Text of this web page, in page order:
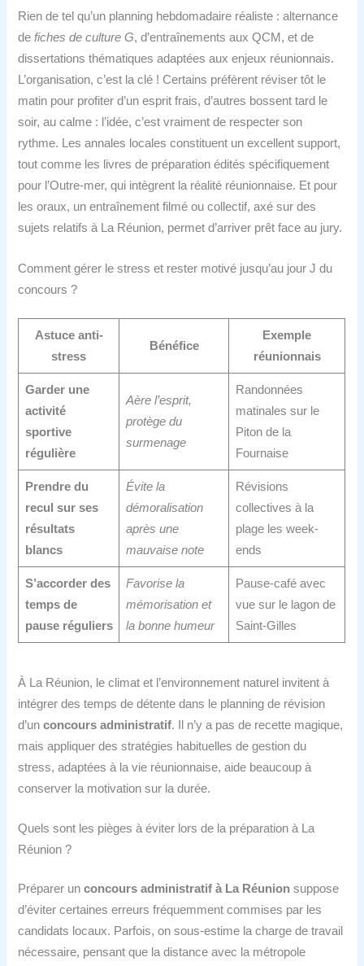
Rien de tel qu’un planning hebdomadaire réaliste : alternance
defiches de culture G, d’entraînements aux QCM, et de
dissertations thématiques adaptées aux enjeux réunionnais.
L’organisation, c’est la clé ! Certains préfèrent réviser tôt le
matin pour profiter d’un esprit frais, d’autres bossent tard le
soir, au calme : l’idée, c’est vraiment de respecter son
rythme. Les annales locales constituent un excellent support,
tout comme les livres de préparation édités spécifiquement
pour l’Outre-mer, qui intègrent la réalité réunionnaise. Et pour
les oraux, un entraînement filmé ou collectif, axé sur des
sujets relatifs à La Réunion, permet d’arriver prêt face au jury.
Comment gérer le stress et rester motivé jusqu’au jour J du
concours ?
Astuce anti-
stress
Bénéfice
Exemple
réunionnais
Garder une
activité
sportive
régulière
Aère l’esprit,
protège du
surmenage
Randonnées
matinales sur le
Piton de la
Fournaise
Prendre du
recul sur ses
résultats
blancs
Évite la
démoralisation
après une
mauvaise note
Révisions
collectives à la
plage les week-
ends
S’accorder des
temps de
pause réguliers
Favorise la
mémorisation et
la bonne humeur
Pause-café avec
vue sur le lagon de
Saint-Gilles
À La Réunion, le climat et l’environnement naturel invitent à
intégrer des temps de détente dans le planning de révision
d’unconcours administratif. Il n’y a pas de recette magique,
mais appliquer des stratégies habituelles de gestion du
stress, adaptées à la vie réunionnaise, aide beaucoup à
conserver la motivation sur la durée.
Quels sont les pièges à éviter lors de la préparation à La
Réunion ?
Préparer unconcours administratif à La Réunion suppose
d’éviter certaines erreurs fréquemment commises par les
candidats locaux. Parfois, on sous-estime la charge de travail
nécessaire, pensant que la distance avec la métropole